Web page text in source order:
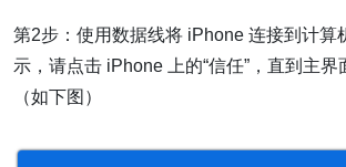
第2步：使用数据线将 iPhone 连接到计算
示，请点击 iPhone 上的“信任”，直到主
（如下图）